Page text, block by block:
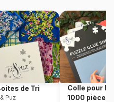
Heye-29925
4001689299255
1500 pièces
60 x 0 x 80 cm
de Tri
Puz
Colle pour
1000 pièces